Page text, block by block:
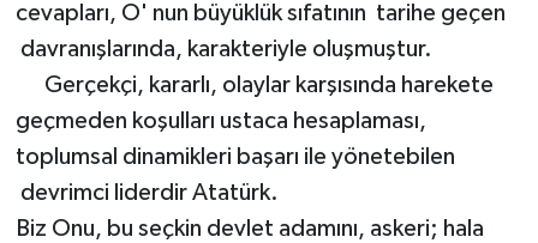
cevapları, O' nun büyüklük sıfatının tarihe geçen
davranışlarında, karakteriyle oluşmuştur.
Gerçekçi, kararlı, olaylar karşısında harekete
geçmeden koşulları ustaca hesaplaması,
toplumsal dinamikleri başarı ile yönetebilen
devrimci liderdir Atatürk.
Biz Onu, bu seçkin devlet adamını, askeri; hala
Yaşam
Yerel Yönetimler
DÜNYA
YEREL